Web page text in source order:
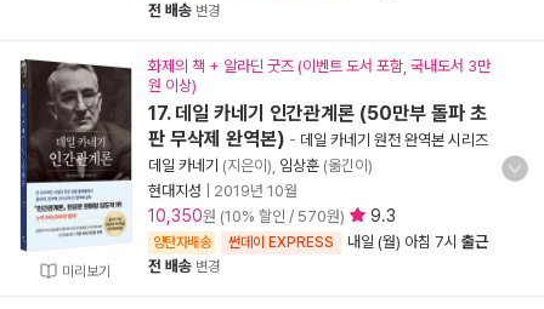
전 배송 변경
미리보기
화제의 책 + 알라딘 굿즈 (이벤트 도서 포함, 국내도서 3만
원 이상)
17. 데일 카네기 인간관계론 (50만부 돌파 초
판 무삭제 완역본) - 데일 카네기 원전 완역본 시리즈
데일 카네기 (지은이), 임상훈 (옮긴이)
현대지성
2019년 10월
10,350원 (10% 할인 / 570원) 9.3
양탄자배송 썬데이 EXPRESS 내일 (월) 아침 7시 출근
전 배송 변경